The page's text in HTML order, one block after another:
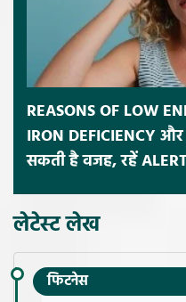
REASONS OF LOW
IRON DEFICIENCY
सकती है वजह, रहें
लेटेस्ट लेख
फिटनेस